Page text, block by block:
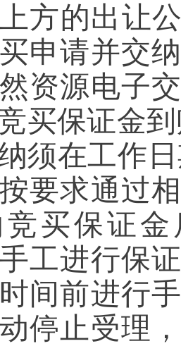
方的出让
申请并交
资源电子
竞买保证金
须在工作
要求通过
买保证
工进行保
间前进行
停止受理